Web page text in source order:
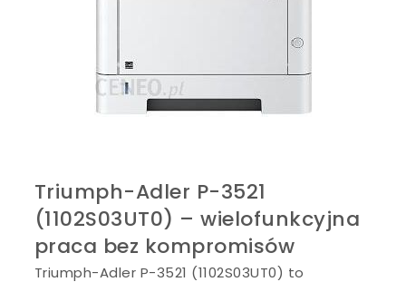
Triumph-Adler P-3521
(1102S03UT0) – wielofunkcyjna
praca bez kompromisów
Triumph-Adler P-3521 (1102S03UT0) to